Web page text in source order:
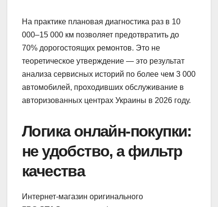
На практике плановая диагностика раз в 10
000–15 000 км позволяет предотвратить до
70% дорогостоящих ремонтов. Это не
теоретическое утверждение — это результат
анализа сервисных историй по более чем 3 000
автомобилей, проходивших обслуживание в
авторизованных центрах Украины в 2026 году.
Логика онлайн-покупки:
не удобство, а фильтр
качества
Интернет-магазин оригинального